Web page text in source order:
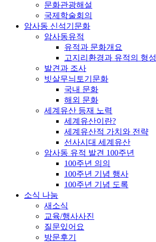
문화관광해설
국제학술회의
암사동 신석기문화
암사동유적
유적과 문화개요
고지리환경과 유적의 형성
발견과 조사
빗살무늬토기문화
국내 문화
해외 문화
세계유산 등재 노력
세계유산이란?
세계유산적 가치와 전략
선사시대 세계유산
암사동 유적 발견 100주년
100주년 의의
100주년 기념 행사
100주년 기념 도록
소식 나눔
새소식
교육/행사사진
질문있어요
방문후기